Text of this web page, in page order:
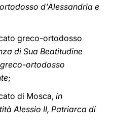
d'Alessandria e
greco-ortodosso
di Sua Beatitudine
ortodosso
;
di Mosca, in
Alessio II, Patriarca di